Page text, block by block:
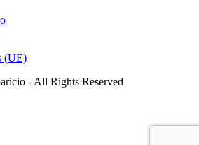
(UE)
- All Rights Reserved